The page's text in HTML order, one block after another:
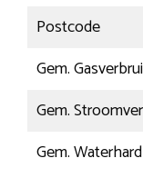
Postcode
Gem.
Gem.
Gem.